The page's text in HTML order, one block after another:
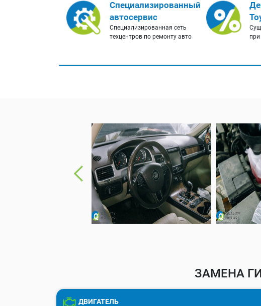
Специализированный
автосервис
Специализированная сеть
техцентров по ремонту авто
ЗАМЕНА
ДВИГАТЕЛЬ